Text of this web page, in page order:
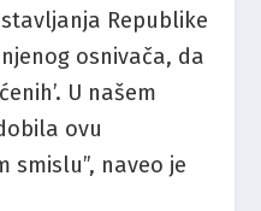
Republike
osnivača, da
U našem
ovu
smislu”, naveo je